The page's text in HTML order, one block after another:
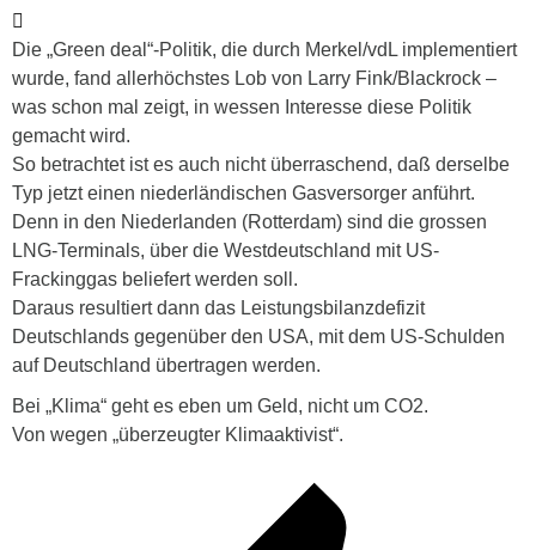
Die „Green deal“-Politik, die durch Merkel/vdL implementiert
wurde, fand allerhöchstes Lob von Larry Fink/Blackrock –
was schon mal zeigt, in wessen Interesse diese Politik
gemacht wird.
So betrachtet ist es auch nicht überraschend, daß derselbe
Typ jetzt einen niederländischen Gasversorger anführt.
Denn in den Niederlanden (Rotterdam) sind die grossen
LNG-Terminals, über die Westdeutschland mit US-
Frackinggas beliefert werden soll.
Daraus resultiert dann das Leistungsbilanzdefizit
Deutschlands gegenüber den USA, mit dem US-Schulden
auf Deutschland übertragen werden.
Bei „Klima“ geht es eben um Geld, nicht um CO2.
Von wegen „überzeugter Klimaaktivist“.